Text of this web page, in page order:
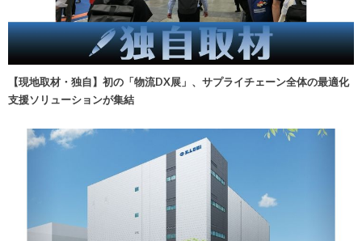
【現地取材・独自】初の「物流DX展」、サプライチェーン全体の最適化
支援ソリューションが集結